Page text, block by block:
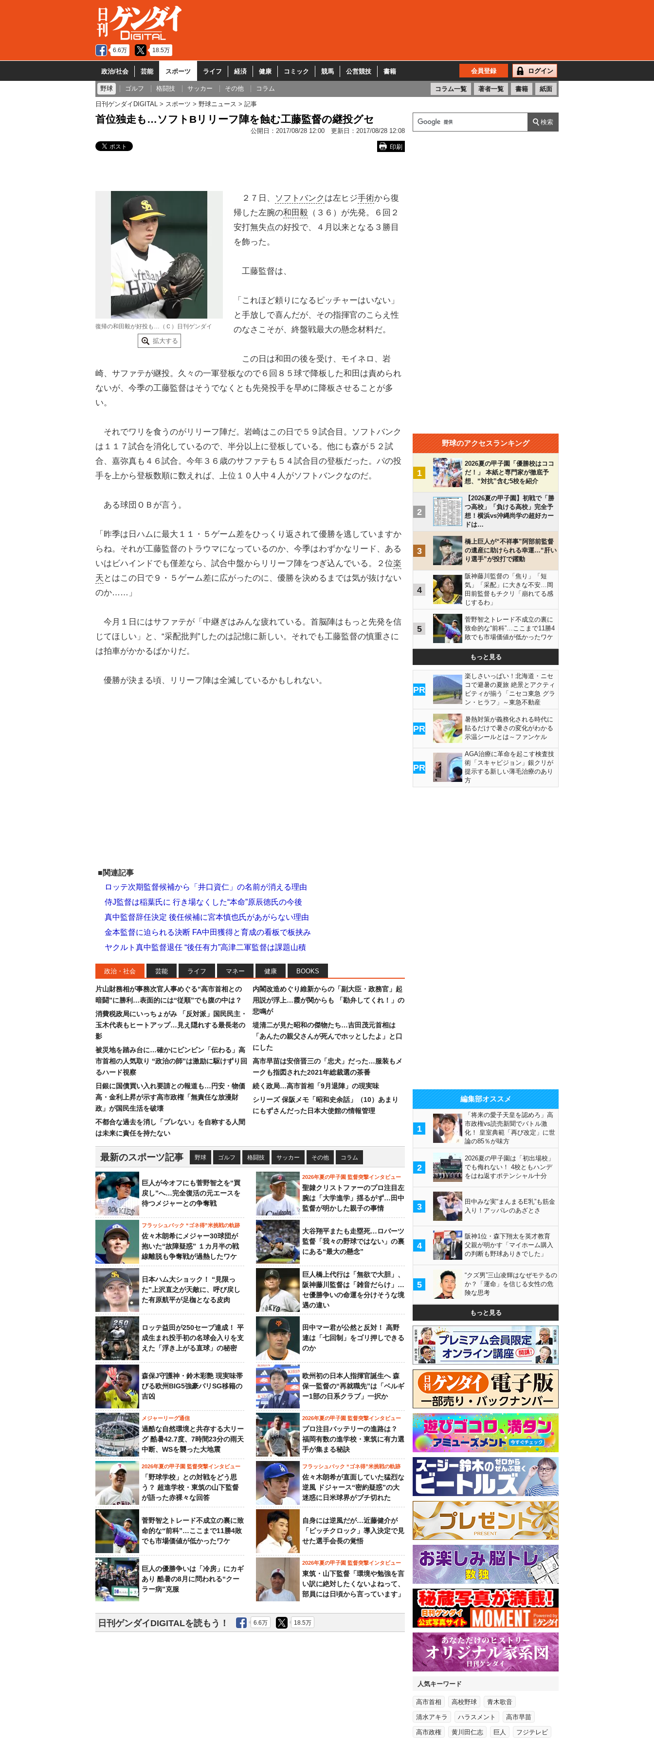
6.6万 18.5万
政治/社会 芸能 スポーツ ライフ 経済 健康 コミック 競馬 公営競技 書籍 会員登録 ログイン
野球 ゴルフ 格闘技 サッカー その他 コラム コラム一覧 著者一覧 書籍 紙面
日刊ゲンダイDIGITAL スポーツ 野球ニュース 記事
首位独走も…ソフトBリリーフ陣を蝕む工藤監督の継投グセ
公開日： 2017/08/28 12:00 更新日： 2017/08/28 12:08
印刷
復帰の和田毅が好投も…（Ｃ）日刊ゲンダイ
拡大する
２７日、 ソフトバンク は左ヒジ手術から復
帰した左腕の和田毅 （３６）が先発。６回２
安打無失点の好投で、４月以来となる３勝目
を飾った。
工藤監督は、
「これほど頼りになるピッチャーはいない」
と手放しで喜んだが、その指揮官のこらえ性
のなさこそが、終盤戦最大の懸念材料だ。
この日は和田の後を受け、モイネロ、岩
崎、サファテが継投。久々の一軍登板なので６回８５球で降板した和田は責められ
ないが、今季の工藤監督はそうでなくとも先発投手を早めに降板させることが多
い。
それでワリを食うのがリリーフ陣だ。岩崎はこの日で５９試合目。ソフトバンク
は１１７試合を消化しているので、半分以上に登板している。他にも森が５２試
合、嘉弥真も４６試合。今年３６歳のサファテも５４試合目の登板だった。パの投
手を上から登板数順に数えれば、上位１０人中４人がソフトバンクなのだ。
ある球団ＯＢが言う。
「昨季は日ハムに最大１１・５ゲーム差をひっくり返されて優勝を逃していますか
らね。それが工藤監督のトラウマになっているのか、今季はわずかなリード、ある
いはビハインドでも僅差なら、試合中盤からリリーフ陣をつぎ込んでいる。２位楽
天 とはこの日で９・５ゲーム差に広がったのに、優勝を決めるまでは気が抜けない
のか……」
今月１日にはサファテが「中継ぎはみんな疲れている。首脳陣はもっと先発を信
じてほしい」と、“采配批判”したのは記憶に新しい。それでも工藤監督の慎重さに
は拍車がかかるばかりだ。
優勝が決まる頃、リリーフ陣は全滅しているかもしれない。
■関連記事
ロッテ次期監督候補から「井口資仁」の名前が消える理由
侍J監督は稲葉氏に 行き場なくした“本命”原辰徳氏の今後
真中監督辞任決定 後任候補に宮本慎也氏があがらない理由
金本監督に迫られる決断 FA中田獲得と育成の看板で板挟み
ヤクルト真中監督退任 “後任有力”高津二軍監督は課題山積
政治・社会 芸能 ライフ マネー 健康 BOOKS
片山財務相が事務次官人事めぐる“高市首相との
暗闘”に勝利…表面的には“従順”でも腹の中は？
消費税政局にいっちょがみ 「反対派」国民民主・
玉木代表もヒートアップ…見え隠れする最長老の
影
被災地を踏み台に…確かにビンビン「伝わる」高
市首相の人気取り “政治の師”は激励に駆けずり回
るハード視察
日銀に国債買い入れ要請との報道も…円安・物価
高・金利上昇が示す高市政権「無責任な放漫財
政」が国民生活を破壊
不都合な過去を消し「ブレない」を自称する人間
は未来に責任を持たない
内閣改造めぐり維新からの「副大臣・政務官」起
用説が浮上…霞が関からも 「勘弁してくれ！」の
悲鳴が
堤清二が見た昭和の傑物たち…吉田茂元首相は
「あんたの親父さんが死んでホッとしたよ」と口
にした
高市早苗は安倍晋三の「忠犬」だった…服装もメ
ークも指図された2021年総裁選の茶番
続く政局…高市首相「9月退陣」の現実味
シリーズ 保阪メモ「昭和史余話」（10）あまり
にもずさんだった日本大使館の情報管理
最新のスポーツ記事 野球 ゴルフ 格闘技 サッカー その他 コラム
巨人が今オフにも菅野智之を“買
戻し”へ…完全復活の元エースを
待つメジャーとの争奪戦
2026年夏の甲子園 監督突撃インタビュー
聖隷クリストファーのプロ注目左
腕は「大学進学」揺るがず…田中
監督が明かした親子の事情
フラッシュバック “ゴネ得”米挑戦の軌跡
佐々木朗希にメジャー30球団が
抱いた“故障疑惑” １カ月半の戦
線離脱も争奪戦が過熱したワケ
大谷翔平またも走塁死…ロバーツ
監督「我々の野球ではない」の裏
にある“最大の懸念”
日本ハム大ショック！ “見限っ
た”上沢直之が天敵に、呼び戻し
た有原航平が足枷となる皮肉
巨人橋上代行は「無欲で大胆」、
阪神藤川監督は「雑音だらけ」…
セ優勝争いの命運を分けそうな境
遇の違い
ロッテ益田が250セーブ達成！ 平
成生まれ投手初の名球会入りを支
えた「浮き上がる直球」の秘密
田中マー君が公然と反対！ 高野
連は「七回制」をゴリ押しできる
のか
森保J守護神・鈴木彩艶 現実味帯
びる欧州BIG5強豪パリSG移籍の
吉凶
欧州初の日本人指揮官誕生へ 森
保一監督の“再就職先”は「ベルギ
ー1部の日系クラブ」一択か
メジャーリーグ通信
過酷な自然環境と共存する大リー
グ 酷暑42.7度、7時間23分の雨天
中断、WSを襲った大地震
2026年夏の甲子園 監督突撃インタビュー
プロ注目バッテリーの進路は？
福岡有数の進学校・東筑に有力選
手が集まる秘訣
2026年夏の甲子園 監督突撃インタビュー
「野球学校」との対戦をどう思
う？ 超進学校・東筑の山下監督
が語った赤裸々な回答
フラッシュバック “ゴネ得”米挑戦の軌跡
佐々木朗希が直面していた猛烈な
逆風 ドジャース“密約疑惑”の大
迷惑に日米球界がブチ切れた
菅野智之トレード不成立の裏に致
命的な“前科”…ここまで11勝4敗
でも市場価値が低かったワケ
自身には逆風だが…近藤健介が
「ピッチクロック」導入決定で見
せた選手会長の覚悟
巨人の優勝争いは「冷房」にカギ
あり 酷暑の8月に問われる“クー
ラー病”克服
2026年夏の甲子園 監督突撃インタビュー
東筑・山下監督「環境や勉強を言
い訳に絶対したくないよねって、
部員には日頃から言っています」
日刊ゲンダイDIGITALを読もう！ 6.6万 18.5万
野球のアクセスランキング
1
2026夏の甲子園「優勝校はココ
だ！」 本紙と専門家が徹底予
想、“対抗”含む5校を紹介
2
【2026夏の甲子園】初戦で「勝
つ高校」「負ける高校」完全予
想！横浜vs沖縄尚学の超好カー
ドは…
3
橋上巨人が“不祥事”阿部前監督
の遺産に助けられる幸運…“肝い
り選手”が投打で躍動
4
阪神藤川監督の「焦り」「短
気」「采配」に大きな不安…岡
田前監督もチクリ「崩れてる感
じするわ」
5
菅野智之トレード不成立の裏に
致命的な“前科”…ここまで11勝4
敗でも市場価値が低かったワケ
もっと見る
PR
楽しさいっぱい！北海道・ニセ
コで避暑の夏旅 絶景とアクティ
ビティが揃う「ニセコ東急 グラ
ン・ヒラフ」～東急不動産
PR
暑熱対策が義務化される時代に
貼るだけで暑さの変化がわかる
示温シールとは～ファンケル
PR
AGA治療に革命を起こす検査技
術「スキャビジョン」銀クリが
提示する新しい薄毛治療のあり
方
編集部オススメ
1
「将来の愛子天皇を認めろ」高
市政権vs読売新聞でバトル激
化！ 皇室典範「再び改定」に世
論の85％が味方
2
2026夏の甲子園は「初出場校」
でも侮れない！ 4校ともハンデ
をはね返すポテンシャル十分
3
田中みな実“まんまるE乳”も筋金
入り！アッパレのあざとさ
4
阪神1位・森下翔太を英才教育
父親が明かす「マイホーム購入
の判断も野球ありきでした」
5
“クズ男”三山凌輝はなぜモテるの
か？「運命」を信じる女性の危
険な思考
もっと見る
人気キーワード
高市首相 高校野球 青木歌音
清水アキラ ハラスメント 高市早苗
高市政権 黄川田仁志 巨人 フジテレビ